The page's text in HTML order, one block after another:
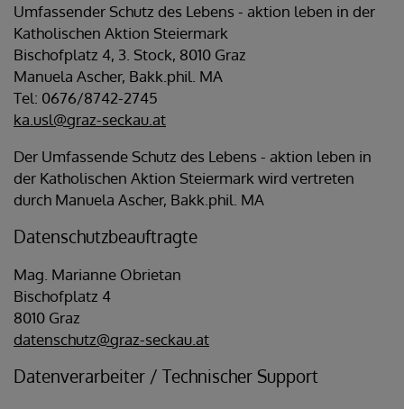
Umfassender Schutz des Lebens - aktion leben in der
Katholischen Aktion Steiermark
Bischofplatz 4, 3. Stock, 8010 Graz
Manuela Ascher, Bakk.phil. MA
Tel: 0676/8742-2745
ka.usl@graz-seckau.at
Der Umfassende Schutz des Lebens - aktion leben in
der Katholischen Aktion Steiermark wird vertreten
durch Manuela Ascher, Bakk.phil. MA
Datenschutzbeauftragte
Mag. Marianne Obrietan
Bischofplatz 4
8010 Graz
datenschutz@graz-seckau.at
Datenverarbeiter / Technischer Support